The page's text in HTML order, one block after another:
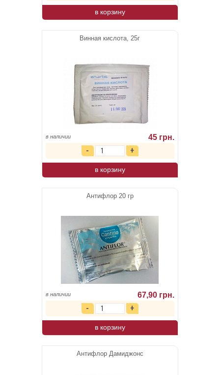
в корзину
Винная кислота, 25г
в наличии 45 грн.
в корзину
Антифлор 20 гр
в наличии 67,90 грн.
в корзину
Антифлор Дамиджонс